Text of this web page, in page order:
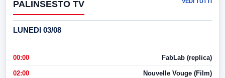
PALINSESTO TV
LUNEDI 03/08
00:00 FabLab (replica)
02:00 Nouvelle Vouge (Film)